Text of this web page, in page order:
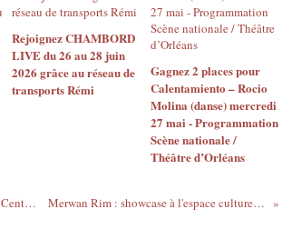
Rejoignez CHAMBORD
LIVE du 26 au 28 juin
2026 grâce au réseau de
transports Rémi
Gagnez 2 places pour
Calentamiento – Rocio
Molina (danse) mercredi
27 mai - Programmation
Scène nationale /
Théâtre d’Orléans
Ponctualité, annulations, exaspération... La Région Centre met la SNCF au pied du mur Merwan Rim : showcase à l'espace culturel Leclerc d'Oivet (Loiret)